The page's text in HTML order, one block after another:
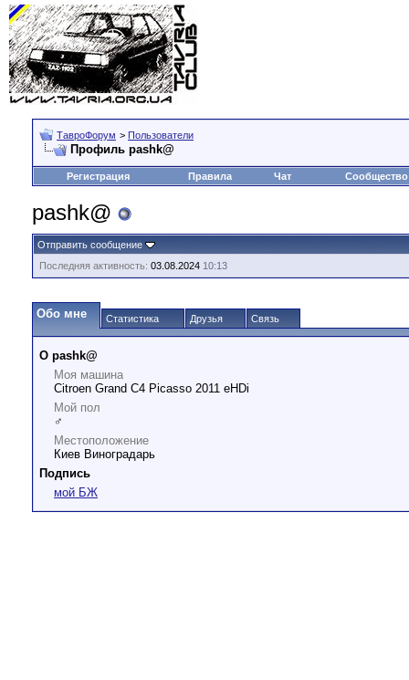
ТавроФорум > Пользователи
Профиль pashk@
Регистрация Правила Чат Сообщество
pashk@
Отправить сообщение
Последняя активность: 03.08.2024 10:13
Обо мне Статистика Друзья Связь
О pashk@
Моя машина
Citroen Grand C4 Picasso 2011 eHDi
Мой пол
♂
Местоположение
Киев Виноградарь
Подпись
мой БЖ